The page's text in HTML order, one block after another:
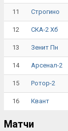
11 Строгино
12 СКА-2 Хб
13 Зенит Пн
14 Арсенал-2
15 Ротор-2
16 Квант
Матчи